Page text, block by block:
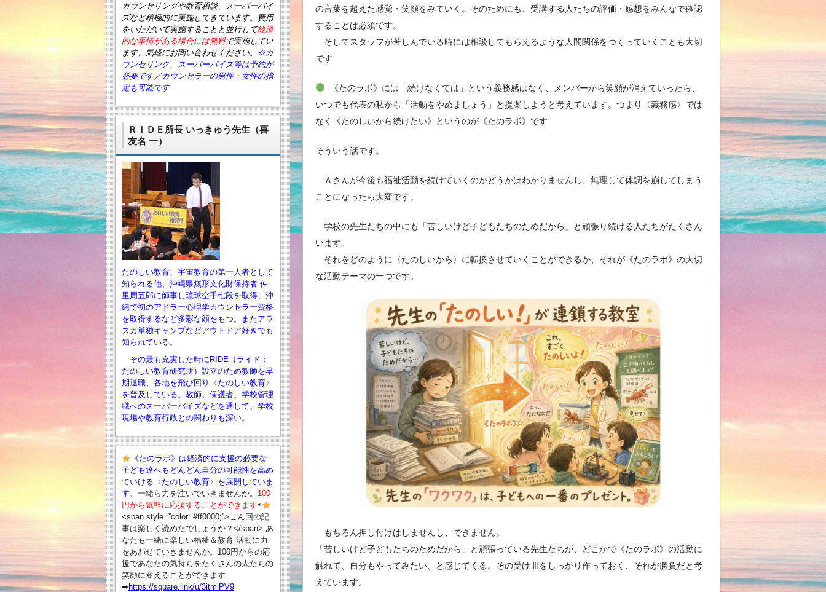
の言葉を超えた感覚・笑顔をみていく。そのためにも、受講する人たちの評価・感想をみんなで確認
することは必須です。
そしてスタッフが苦しんでいる時には相談してもらえるような人間関係をつくっていくことも大切
です
《たのラボ》には「続けなくては」という義務感はなく、メンバーから笑顔が消えていったら、
いつでも代表の私から「活動をやめましょう」と提案しようと考えています。つまり〈義務感〉では
なく《たのしいから続けたい》というのが《たのラボ》です
そういう話です。
Ａさんが今後も福祉活動を続けていくのかどうかはわかりませんし、無理して体調を崩してしまう
ことになったら大変です。
学校の先生たちの中にも「苦しいけど子どもたちのためだから」と頑張り続ける人たちがたくさん
います。
それをどのように〈たのしいから〉に転換させていくことができるか、それが《たのラボ》の大切
な活動テーマの一つです。
もちろん押し付けはしませんし、できません。
「苦しいけど子どもたちのためだから」と頑張っている先生たちが、どこかで《たのラボ》の活動に
触れて、自分もやってみたい、と感じてくる。その受け皿をしっかり作っておく、それが勝負だと考
えています。
カウンセリングや教育相談、スーパーバイ
ズなど積極的に実施してきています。費用
をいただいて実施することと並行して経済
的な事情がある場合には無料で実施してい
ます、気軽にお問い合わせください。
※カ
ウンセリング、スーパーバイズ等は予約が
必要です／カウンセラーの男性・女性の指
定も可能です
ＲＩＤＥ所長 いっきゅう先生（喜
友名 一）
たのしい教育、宇宙教育の第一人者として
知られる他、沖縄県無形文化財保持者 仲
里周五郎に師事し琉球空手七段を取得、沖
縄で初のアドラー心理学カウンセラー資格
を取得するなど多彩な顔をもつ。またアラ
スカ単独キャンプなどアウトドア好きでも
知られている。
その最も充実した時にRIDE（ライド：
たのしい教育研究所）設立のため教師を早
期退職、 各地を飛び回り〈たのしい教育〉
を普及している。教師、保護者、学校管理
職へのスーパーバイズなどを通して、学校
現場や教育行政との関わりも深い。
《たのラボ》は経済的に支援の必要な
子ども達へもどんどん自分の可能性を高め
ていける〈たのしい教育〉を展開していま
す、一緒ら力を注いでいきませんか。 100
円から気軽に応援することができます⇨
<span style=”color: #ff0000;”>こん回の記
事は楽しく読めたでしょうか？</span> あ
なたも一緒に楽しい福祉＆教育 活動に力
をあわせていきませんか。100円からの応
援であなたの気持ちをたくさんの人たちの
笑顔に変えることができます
➡︎https://square.link/u/3itmiPV9